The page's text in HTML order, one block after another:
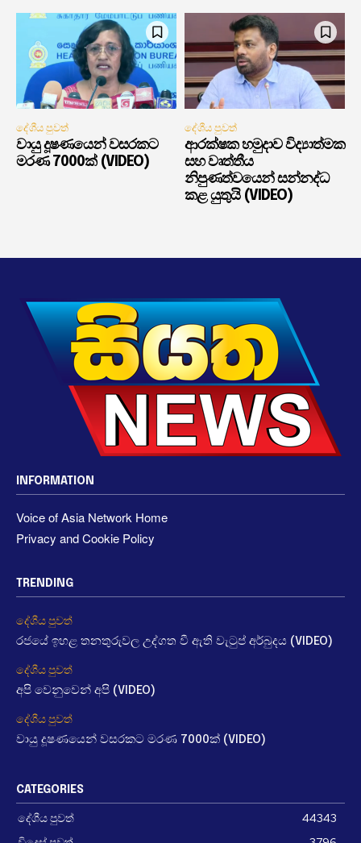
දේශීය පුවත්
වායු දූෂණයෙන් වසරකට
මරණ 7000ක් (VIDEO)
දේශීය පුවත්
ආරක්ෂක හමුදාව විද්‍යාත්මක
සහ වෘත්තීය
නිපුණත්වයෙන් සන්නද්ධ
කළ යුතුයි (VIDEO)
INFORMATION
Voice of Asia Network Home
Privacy and Cookie Policy
TRENDING
දේශීය පුවත්
රජයේ ඉහළ තනතුරුවල උද්ගත වී ඇති වැටුප් අර්බුදය (VIDEO)
දේශීය පුවත්
අපි වෙනුවෙන් අපි (VIDEO)
දේශීය පුවත්
වායු දූෂණයෙන් වසරකට මරණ 7000ක් (VIDEO)
CATEGORIES
දේශීය පුවත්
44343